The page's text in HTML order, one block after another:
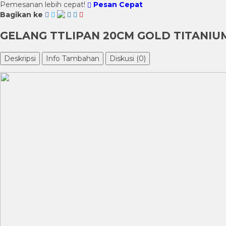
Pemesanan lebih cepat!
Pesan Cepat
Bagikan ke
GELANG TTLIPAN 20CM GOLD
Deskripsi Info Tambahan Diskusi (0)